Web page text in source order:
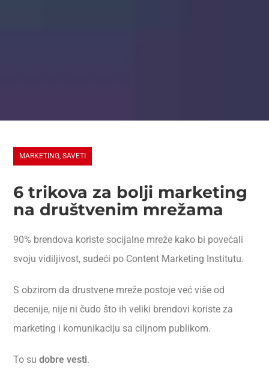
MARKETING,SAVETI
6 trikova za bolji marketing
na društvenim mrežama
90% brendova koriste socijalne mreže kako bi povećali
svoju vidiljivost, sudeći po Content Marketing Institutu.
S obzirom da drustvene mreže postoje već više od
decenije, nije ni čudo što ih veliki brendovi koriste za
marketing i komunikaciju sa ciljnom publikom.
To sudobre vesti.